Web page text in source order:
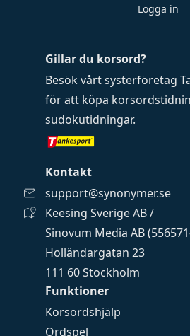
Funktioner
Korsordshjälp
Ordspel
Gillar du korsord?
Besök vårt systerföretag
för att köpa
sudokutidningar.
Kontakt
support@synonymer.se
Keesing Sverige AB /
Sinovum Media AB
Holländargatan 23
111 60 Stockholm
Logga in